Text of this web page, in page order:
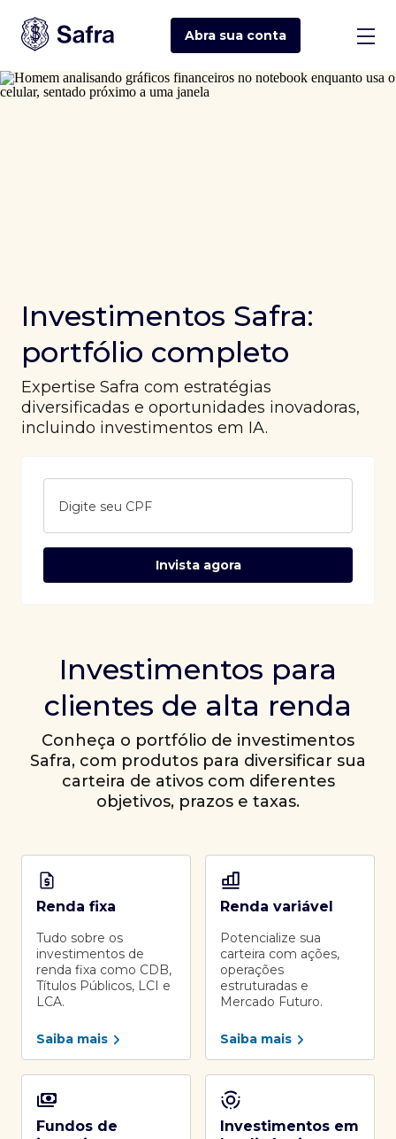
Abra sua conta
Investimentos Safra:
portfólio completo
Expertise Safra com estratégias
diversificadas e oportunidades inovadoras,
incluindo investimentos em IA.
Digite seu CPF
Invista agora
Investimentos para
clientes de alta renda
Conheça o portfólio de investimentos
Safra, com produtos para diversificar sua
carteira de ativos com diferentes
objetivos, prazos e taxas.
Renda fixa
Tudo sobre os
investimentos de
renda fixa como CDB,
Títulos Públicos, LCI e
LCA.
Saiba mais
Renda variável
Potencialize sua
carteira com ações,
operações
estruturadas e
Mercado Futuro.
Saiba mais
Fundos de
Investimentos em